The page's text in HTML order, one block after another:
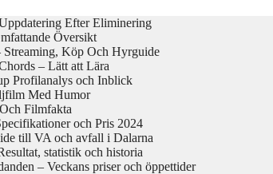
Efter Eliminering
Översikt
Köp Och Hyrguide
– Lätt att Lära
Profilanalys och Inblick
Med Humor
Filmfakta
och Pris 2024
till VA och avfall i Dalarna
statistik och historia
– Veckans priser och öppettider